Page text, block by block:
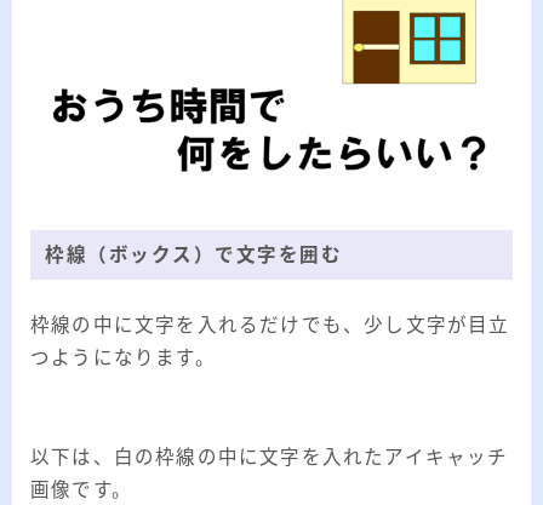
枠線（ボックス）で文字を囲む
枠線の中に文字を入れるだけでも、少し文字が目立
つようになります。
以下は、白の枠線の中に文字を入れたアイキャッチ
画像です。